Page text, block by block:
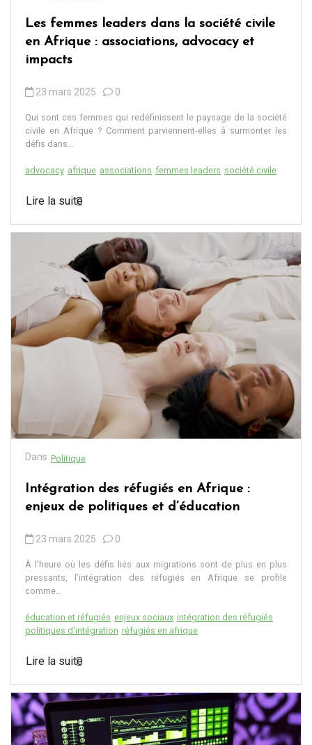
Les femmes leaders dans la société civile
en Afrique : associations, advocacy et
impacts
23 mars 2025 0
Qui sont ces femmes qui redéfinissent le paysage de la société
civile en Afrique ? Comment parviennent-elles à surmonter les
défis dans...
advocacy afrique associations femmes leaders société civile
Lire la suite
Dans Politique
Intégration des réfugiés en Afrique :
enjeux de politiques et d’éducation
23 mars 2025 0
À l’heure où les défis liés aux migrations sont de plus en plus
pressants, l’intégration des réfugiés en Afrique se profile
comme...
éducation et réfugiés enjeux sociaux intégration des réfugiés
politiques d'intégration réfugiés en afrique
Lire la suite